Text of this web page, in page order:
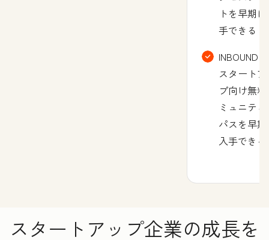
トを早期
手できる
INBOUNDの
スタート
プ向け無
ミュニテ
パスを早
入手できる
スタートアップ企業の成長を